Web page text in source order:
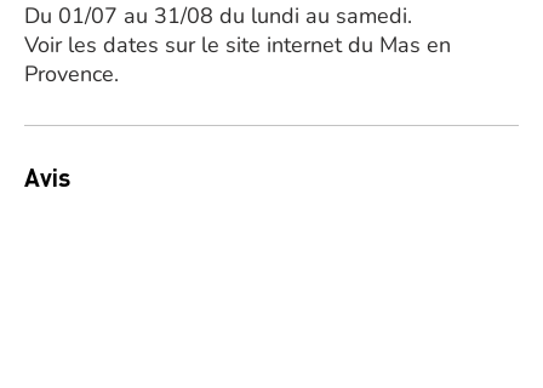
Du 01/07 au 31/08 du lundi au samedi.
Voir les dates sur le site internet du Mas en
Provence.
Avis